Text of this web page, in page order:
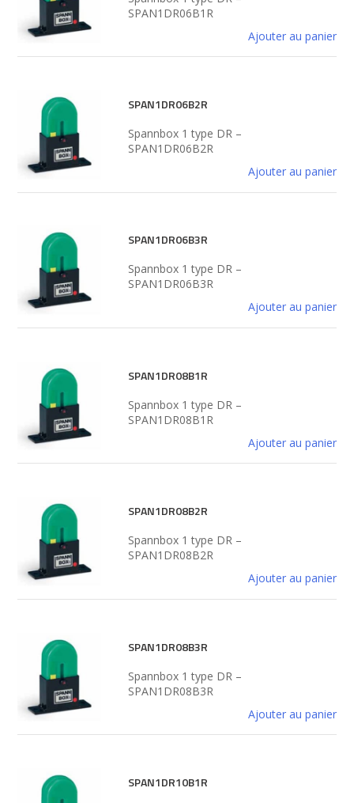
SPAN1DR06B1R
Ajouter au panier
SPAN1DR06B2R
Spannbox 1 type DR –
SPAN1DR06B2R
Ajouter au panier
SPAN1DR06B3R
Spannbox 1 type DR –
SPAN1DR06B3R
Ajouter au panier
SPAN1DR08B1R
Spannbox 1 type DR –
SPAN1DR08B1R
Ajouter au panier
SPAN1DR08B2R
Spannbox 1 type DR –
SPAN1DR08B2R
Ajouter au panier
SPAN1DR08B3R
Spannbox 1 type DR –
SPAN1DR08B3R
Ajouter au panier
SPAN1DR10B1R